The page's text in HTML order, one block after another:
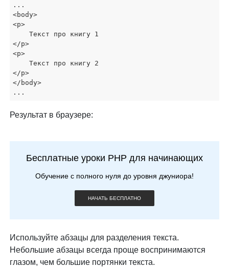
...
<body>
<p>
    Текст про книгу 1
</p>
<p>
    Текст про книгу 2
</p>
</body>
...
Результат в браузере:
Бесплатные уроки PHP для начинающих
Обучение с полного нуля до уровня джуниора!
НАЧАТЬ БЕСПЛАТНО
Используйте абзацы для разделения текста.
Небольшие абзацы всегда проще воспринимаются
глазом, чем большие портянки текста.